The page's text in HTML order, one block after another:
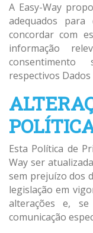
A Easy-Way
adequados
concordar com
informação
respectivos Dados
Esta Política de
Way ser
sem prejuízo dos
legislação em
alterações e,
comunicação